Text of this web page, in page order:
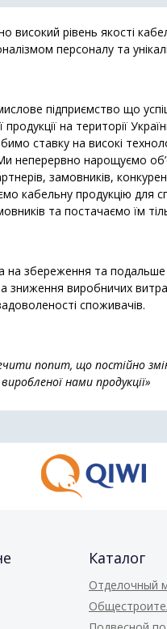
високий рівень якості
персоналу та
підприємство що
на території
ставку на високі
неперервно нарощуємо
замовників,
кабельну продукцію для
та постачаємо їм
на збереження та
зниження виробничих
споживачів.
попит, що постійно
нами продукції»
Каталог
Отделочный